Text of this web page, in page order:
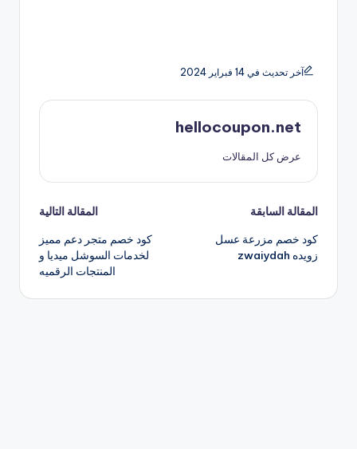
آخر تحديث في 14 فبراير 2024
hellocoupon.net
عرض كل المقالات
تصفّح
المقالات
المقالة السابقة
كود خصم مزرعة عسل
زويده zwaiydah
المقالة التالية
كود خصم متجر دعم مميز
لخدمات السوشل ميديا و
المنتجات الرقميه